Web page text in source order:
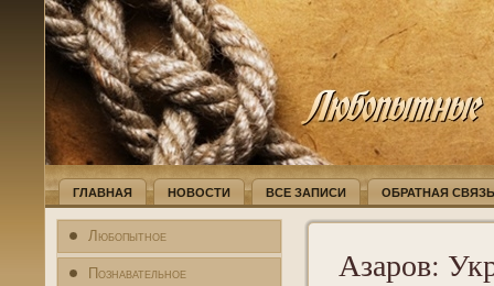
ГЛАВНАЯ НОВОСТИ ВСЕ ЗАПИСИ ОБРАТНАЯ СВЯЗЬ
Любопытное
Познавательное Азаров: